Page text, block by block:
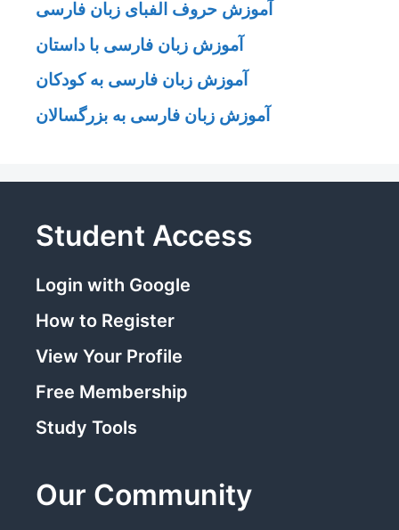
آموزش حروف الفبای زبان فارسی
آموزش زبان فارسی با داستان
آموزش زبان فارسی به کودکان
آموزش زبان فارسی به بزرگسالان
Student Access
Login with Google
How to Register
View Your Profile
Free Membership
Study Tools
Our Community